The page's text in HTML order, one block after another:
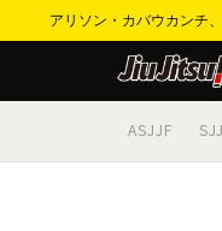
ン・カバウカンチ、ARTチャレ
ASJJF